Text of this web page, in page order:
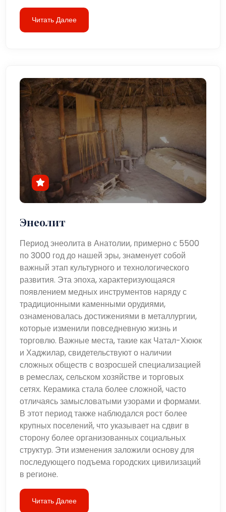
Читать Далее
Энеолит
Период энеолита в Анатолии, примерно с 5500
по 3000 год до нашей эры, знаменует собой
важный этап культурного и технологического
развития. Эта эпоха, характеризующаяся
появлением медных инструментов наряду с
традиционными каменными орудиями,
ознаменовалась достижениями в металлургии,
которые изменили повседневную жизнь и
торговлю. Важные места, такие как Чатал-Хююк
и Хаджилар, свидетельствуют о наличии
сложных обществ с возросшей специализацией
в ремеслах, сельском хозяйстве и торговых
сетях. Керамика стала более сложной, часто
отличаясь замысловатыми узорами и формами.
В этот период также наблюдался рост более
крупных поселений, что указывает на сдвиг в
сторону более организованных социальных
структур. Эти изменения заложили основу для
последующего подъема городских цивилизаций
в регионе.
Читать Далее